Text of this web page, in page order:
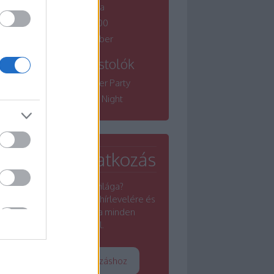
borfesztiválja
Winelovers 100
Bordói November
Tematikus kóstolók
Winelovers Summer Party
Winelovers River Night
Hírlevél feliratkozás
Érdekel a borok világa?
Iratkozz fel a Winelovers hírlevelére és
értesülj a borszakma minden
rezdüléséről.
Tovább a feliratkozáshoz